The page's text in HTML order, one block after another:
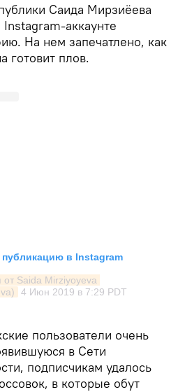
Саида Мирзиёева
аккаунте
На нем запечатлено, как
готовит плов.
публикацию в Instagram
от Saida Mirziyoyeva
4 Июн 2019 в 7:29 PDT
пользователи очень
в Сети
подписчикам удалось
в которые обут